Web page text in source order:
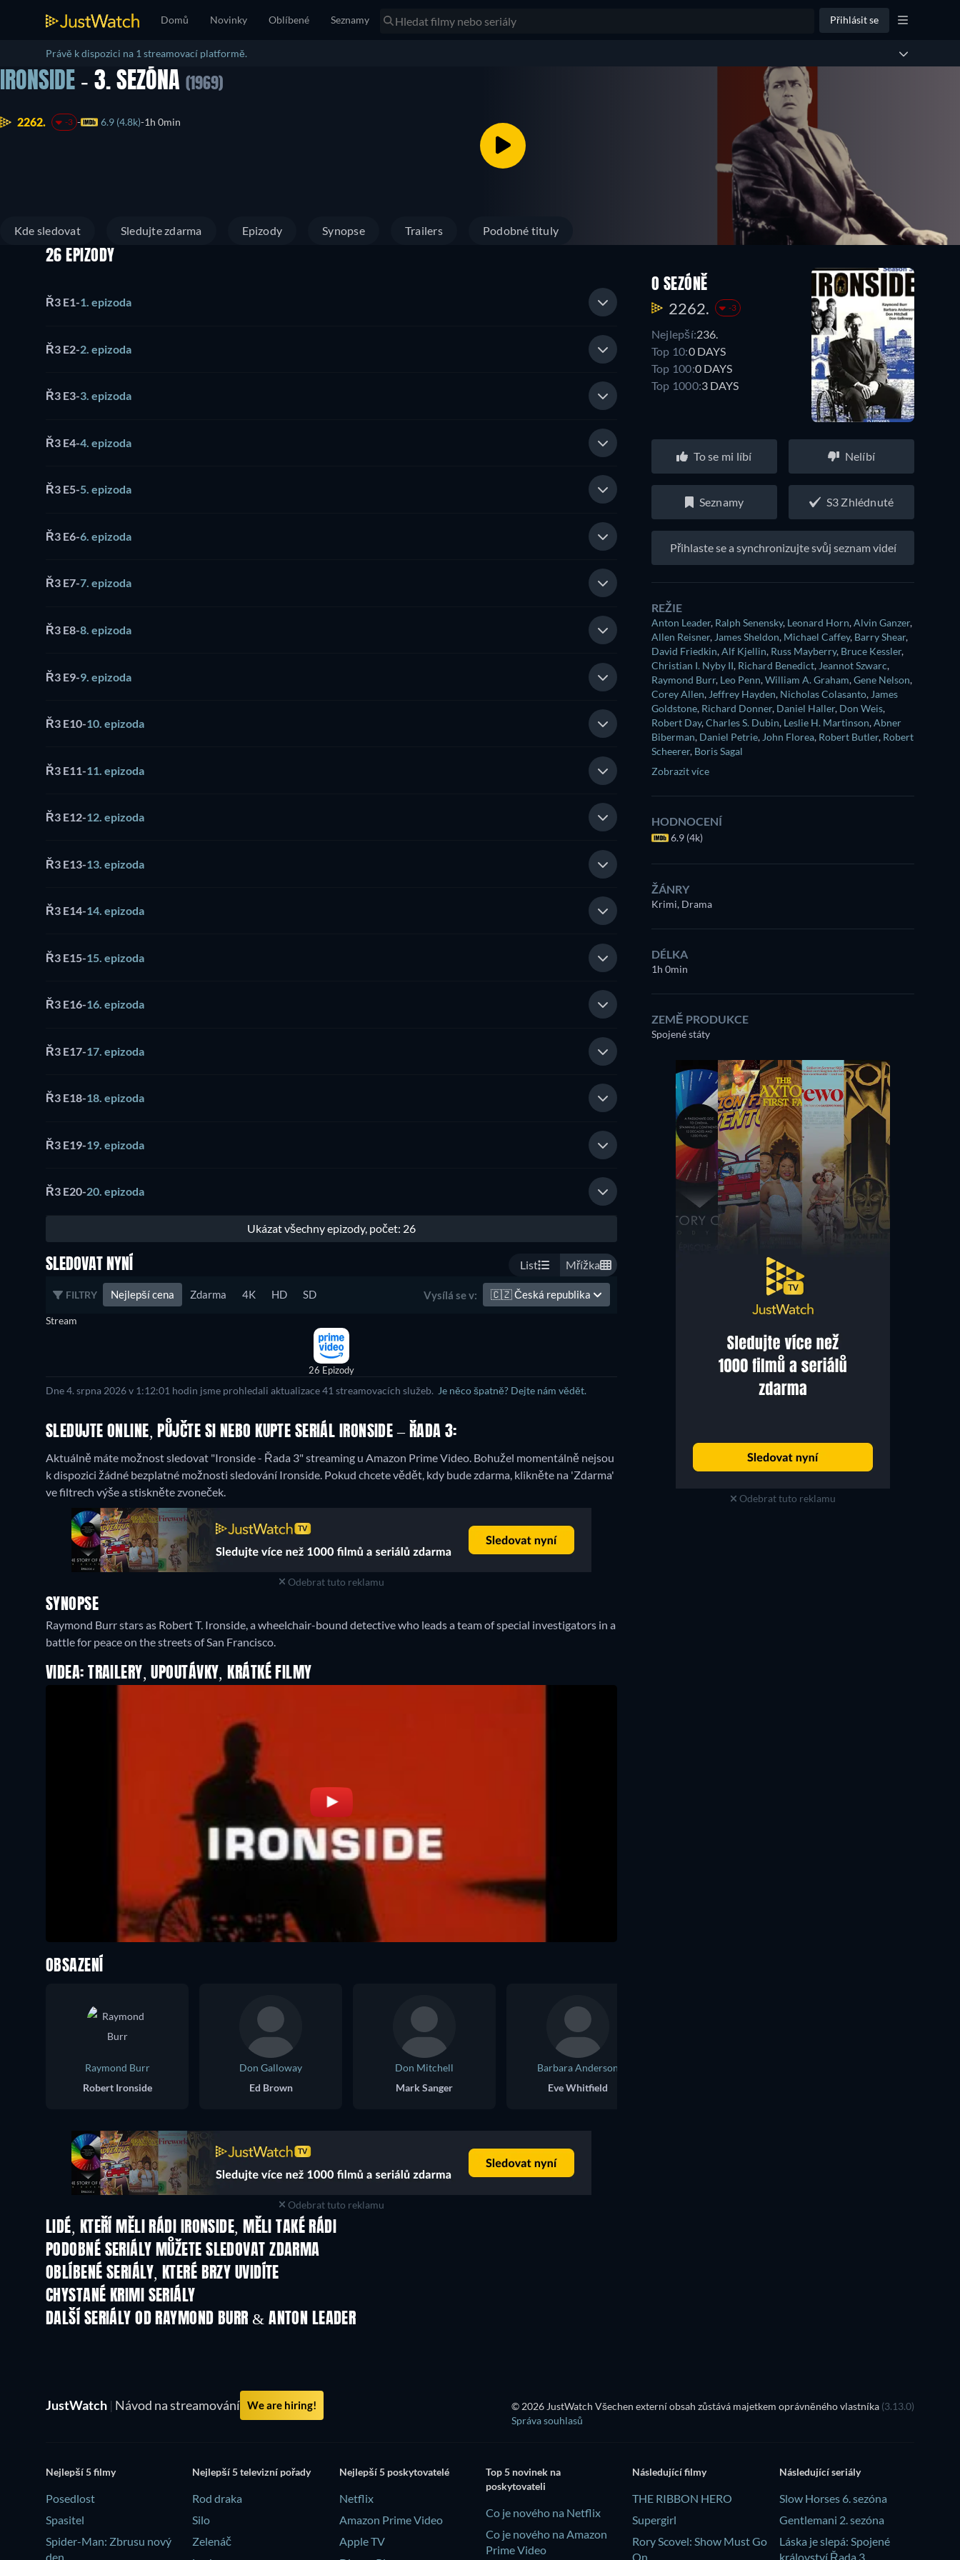
Domů Novinky Oblíbené Seznamy Přihlásit se
Právě k dispozici na 1 streamovací platformě.
IRONSIDE - 3. SEZÓNA (1969)
2262. -3 6.9 (4.8k) 1h 0min
Kde sledovat Sledujte zdarma Epizody Synopse Trailers Podobné tituly
26 EPIZODY
Ř3 E1-1. epizoda
Ř3 E2-2. epizoda
Ř3 E3-3. epizoda
Ř3 E4-4. epizoda
Ř3 E5-5. epizoda
Ř3 E6-6. epizoda
Ř3 E7-7. epizoda
Ř3 E8-8. epizoda
Ř3 E9-9. epizoda
Ř3 E10-10. epizoda
Ř3 E11-11. epizoda
Ř3 E12-12. epizoda
Ř3 E13-13. epizoda
Ř3 E14-14. epizoda
Ř3 E15-15. epizoda
Ř3 E16-16. epizoda
Ř3 E17-17. epizoda
Ř3 E18-18. epizoda
Ř3 E19-19. epizoda
Ř3 E20-20. epizoda
Ukázat všechny epizody, počet: 26
SLEDOVAT NYNÍ List Mřížka
FILTRY Nejlepší cena Zdarma 4K HD SD Vysílá se v: 🇨🇿Česká republika
Stream
26 Epizody
Dne 4. srpna 2026 v 1:12:01 hodin jsme prohledali aktualizace 41 streamovacích služeb. Je něco špatně? Dejte nám vědět.
SLEDUJTE ONLINE, PŮJČTE SI NEBO KUPTE SERIÁL IRONSIDE – ŘADA 3:
Aktuálně máte možnost sledovat "Ironside - Řada 3" streaming u Amazon Prime Video. Bohužel momentálně nejsou
k dispozici žádné bezplatné možnosti sledování Ironside. Pokud chcete vědět, kdy bude zdarma, klikněte na 'Zdarma'
ve filtrech výše a stiskněte zvoneček.
Odebrat tuto reklamu
SYNOPSE
Raymond Burr stars as Robert T. Ironside, a wheelchair-bound detective who leads a team of special investigators in a
battle for peace on the streets of San Francisco.
VIDEA: TRAILERY, UPOUTÁVKY, KRÁTKÉ FILMY
O SEZÓNĚ
2262. -3
Nejlepší:236.
Top 10:0 DAYS
Top 100:0 DAYS
Top 1000:3 DAYS
To se mi líbí Nelíbí
Seznamy S3 Zhlédnuté
Přihlaste se a synchronizujte svůj seznam videí
REŽIE
Anton Leader, Ralph Senensky, Leonard Horn,Alvin Ganzer,
Allen Reisner, James Sheldon, Michael Caffey, Barry Shear,
David Friedkin,Alf Kjellin, Russ Mayberry, Bruce Kessler,
Christian I. Nyby II, Richard Benedict, Jeannot Szwarc,
Raymond Burr, Leo Penn,William A. Graham,Gene Nelson,
Corey Allen, Jeffrey Hayden, Nicholas Colasanto, James
Goldstone, Richard Donner, Daniel Haller, Don Weis,
Robert Day,Charles S. Dubin, Leslie H. Martinson,Abner
Biberman, Daniel Petrie, John Florea, Robert Butler, Robert
Scheerer, Boris Sagal
Zobrazit více
HODNOCENÍ
6.9 (4k)
ŽÁNRY
Krimi, Drama
DÉLKA
1h 0min
ZEMĚ PRODUKCE
Spojené státy
Odebrat tuto reklamu
OBSAZENÍ
Raymond Burr
Robert Ironside
Don Galloway
Ed Brown
Don Mitchell
Mark Sanger
Barbara Anderson
Eve Whitfield
Odebrat tuto reklamu
LIDÉ, KTEŘÍ MĚLI RÁDI IRONSIDE, MĚLI TAKÉ RÁDI
TV TV
PODOBNÉ SERIÁLY MŮŽETE SLEDOVAT ZDARMA
TV
OBLÍBENÉ SERIÁLY, KTERÉ BRZY UVIDÍTE
TV
CHYSTANÉ KRIMI SERIÁLY
Řada 6
DALŠÍ SERIÁLY OD RAYMOND BURR & ANTON LEADER
TV TV
JustWatch | Návod na streamování We are hiring! © 2026 JustWatch Všechen externí obsah zůstává majetkem oprávněného vlastníka (3.13.0)
Správa souhlasů
Nejlepší 5 filmy
Posedlost
Spasitel
Spider-Man: Zbrusu nový
den
Nejlepší 5 televizní pořady
Rod draka
Silo
Zelenáč
Nejlepší 5 poskytovatelé
Netflix
Amazon Prime Video
Apple TV
Top 5 novinek na
poskytovateli
Co je nového na Netflix
Co je nového na Amazon
Prime Video
Následující filmy
THE RIBBON HERO
Supergirl
Rory Scovel: Show Must Go
On
Následující seriály
Slow Horses 6. sezóna
Gentlemani 2. sezóna
Láska je slepá: Spojené
království Řada 3